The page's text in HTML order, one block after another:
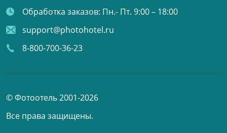
Обработка заказов: Пн.- Пт. 9:00 – 18:00
support@photohotel.ru
8-800-700-36-23
© Фотоотель 2001-2026
Все права защищены.